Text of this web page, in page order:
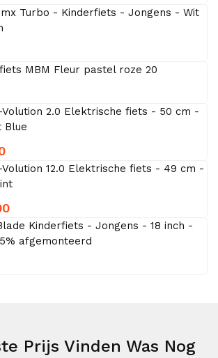
Turbo - Kinderfiets - Jongens - Wit
MBM Fleur pastel roze 20
Volution 2.0 Elektrische fiets - 50 cm -
Blue
Volution 12.0 Elektrische fiets - 49 cm -
Kinderfiets - Jongens - 18 inch -
afgemonteerd
Prijs Vinden Was Nog